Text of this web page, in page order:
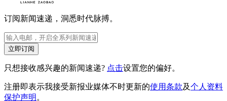
订阅新闻速递，洞悉时代脉搏。
立即订阅
只想接收感兴趣的新闻速递? 点击设置您的偏好。
注册即表示我接受新报业媒体不时更新的使用条款及个人资料
保护声明 。